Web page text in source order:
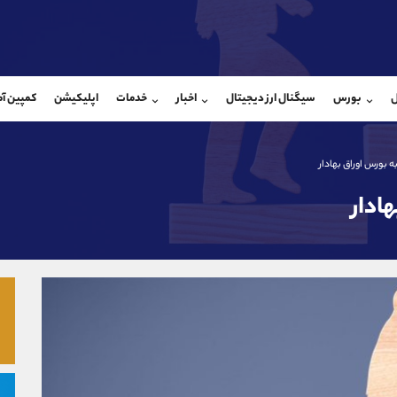
بورس سیگنال ارز دیجیتال اخبار خدمات اپلیکیشن کمپین
بورس اوراق بهادار
شروع گفتگو
@Armteam_admin_104
104